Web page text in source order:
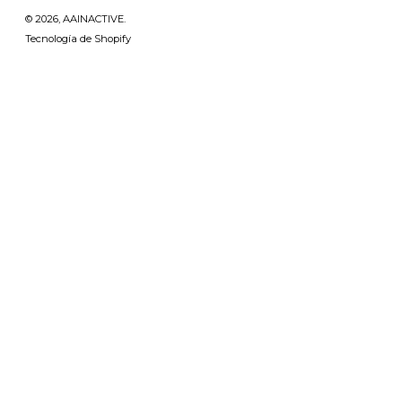
© 2026, AAINACTIVE.
Tecnología de Shopify